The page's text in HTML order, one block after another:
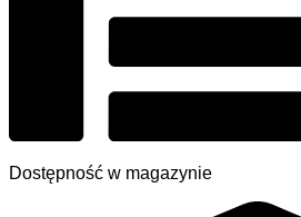
Dostępność w magazynie